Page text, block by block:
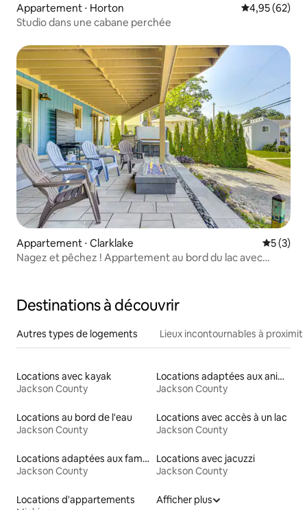
Appartement ⋅ Horton Évaluation
4,95 (62)
Studio dans une cabane perchée
Appartement ⋅ Clarklake
5 (3)
Nagez et pêchez ! Appartement au bord du lac avec
Destinations à découvrir
Autres types de logements Lieux incontournables à
Locations avec kayak
Jackson County
Locations adaptées aux animaux
Jackson County
Locations au bord de l'eau
Jackson County
Locations avec accès à un lac
Jackson County
Locations adaptées aux familles
Jackson County
Locations avec jacuzzi
Jackson County
Locations d'appartements
Afficher plus